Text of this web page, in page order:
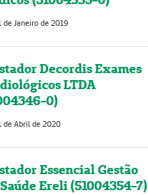
de Janeiro de 2019
Decordis Exames
LTDA
0)
de Abril de 2020
Essencial Gestão
Ereli (51004354-7)